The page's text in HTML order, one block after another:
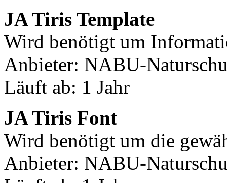
JA Tiris Template
Wird benötigt um
Anbieter: NABU-
Läuft ab: 1 Jahr
JA Tiris Font
Wird benötigt um die
Anbieter: NABU-